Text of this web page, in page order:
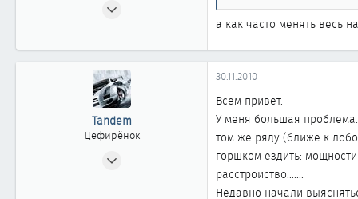
Московская область, Раменское
а как часто менять весь
Tandem
Цефирёнок
30.11.2010
Всем привет.
У меня большая
том же ряду (ближе к
горшком ездить:
расстроиство.......
Недавно начали